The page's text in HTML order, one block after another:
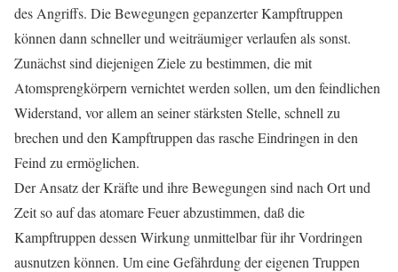
des Angriffs. Die Bewegungen gepanzerter Kampftruppen
können dann schneller und weiträumiger verlaufen als sonst.
Zunächst sind diejenigen Ziele zu bestimmen, die mit
Atomsprengkörpern vernichtet werden sollen, um den feindlichen
Widerstand, vor allem an seiner stärksten Stelle, schnell zu
brechen und den Kampftruppen das rasche Eindringen in den
Feind zu ermöglichen.
Der Ansatz der Kräfte und ihre Bewegungen sind nach Ort und
Zeit so auf das atomare Feuer abzustimmen, daß die
Kampftruppen dessen Wirkung unmittelbar für ihr Vordringen
ausnutzen können. Um eine Gefährdung der eigenen Truppen